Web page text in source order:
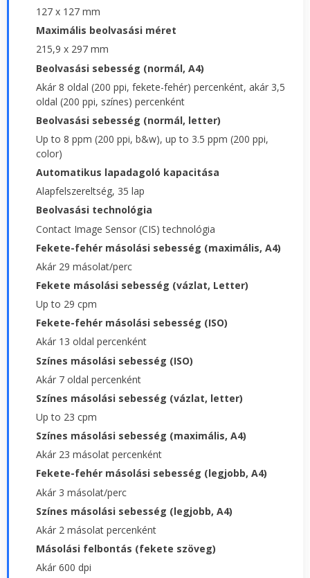
127 x 127 mm
Maximális beolvasási méret
215,9 x 297 mm
Beolvasási sebesség (normál, A4)
Akár 8 oldal (200 ppi, fekete-fehér) percenként, akár 3,5
oldal (200 ppi, színes) percenként
Beolvasási sebesség (normál, letter)
Up to 8 ppm (200 ppi, b&w), up to 3.5 ppm (200 ppi,
color)
Automatikus lapadagoló kapacitása
Alapfelszereltség, 35 lap
Beolvasási technológia
Contact Image Sensor (CIS) technológia
Fekete-fehér másolási sebesség (maximális, A4)
Akár 29 másolat/perc
Fekete másolási sebesség (vázlat, Letter)
Up to 29 cpm
Fekete-fehér másolási sebesség (ISO)
Akár 13 oldal percenként
Színes másolási sebesség (ISO)
Akár 7 oldal percenként
Színes másolási sebesség (vázlat, letter)
Up to 23 cpm
Színes másolási sebesség (maximális, A4)
Akár 23 másolat percenként
Fekete-fehér másolási sebesség (legjobb, A4)
Akár 3 másolat/perc
Színes másolási sebesség (legjobb, A4)
Akár 2 másolat percenként
Másolási felbontás (fekete szöveg)
Akár 600 dpi